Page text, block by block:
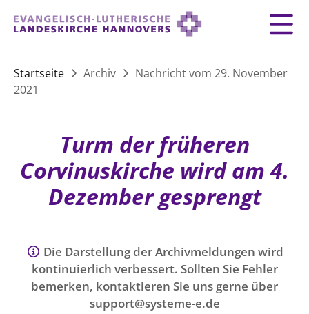
Startseite Archiv
Nachricht vom 29. November
2021
Turm der früheren
Corvinuskirche wird am 4.
Dezember gesprengt
Die Darstellung der Archivmeldungen wird
kontinuierlich verbessert. Sollten Sie Fehler
bemerken, kontaktieren Sie uns gerne über
support@systeme-e.de
LANDESKIRCHE
LANDESKIRCHE
Bischofsrat
Sprengel und Kirchenkreise der Landeskirche
Hannovers
Organigramm der Landeskirche
Konföderation evangelischer Kirchen in
Niedersachsen
Einrichtungen
SERVICE FÜR GEMEINDEN
DEMOKRATIE STÄRKEN
KIRCHENEINTRITT
SPENDE
KLIMASCHUTZGESETZ
EVERMORE
RÜCKBLICK: KIRCHENTAG IN HANNOVER
TAUFE BIS TRAUER
TAUFE
KONFIRMATION
HOCHZEIT
TRAUER
GLAUBE
FEIERN
10 Gebote
Vater unser
Kirchenmusik
Gesangbuch
Glocken
VERSTEHEN
IM NOTFALL
HILFE IM ALLTAG
LEBEN & STERBEN
SEELSORGE
MITMACHEN
ZUKUNFT
GESELLSCHAFT & LEBEN
ZUSAMMENLEBEN
Vielfalt
Hilfe für Geflüchtete
Partnerschaft weltweit
Bildung
Friedensethik
Friedensarbeit
Friedensorte